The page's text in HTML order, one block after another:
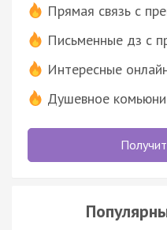
Прямая связь с
Письменные дз с
Интересные
Душевное